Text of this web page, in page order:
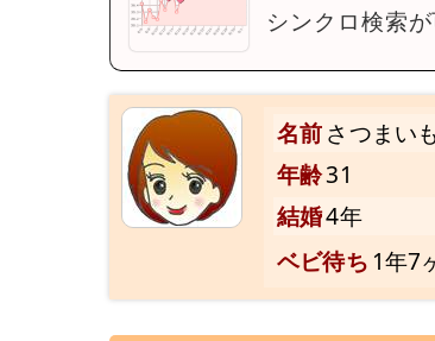
シンクロ検索
名前さつまいも
年齢31
結婚4年
ベビ待ち 1年7